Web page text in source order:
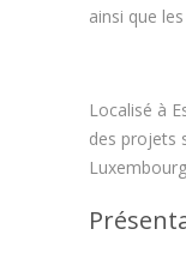
ainsi que
Localisé à
des projets